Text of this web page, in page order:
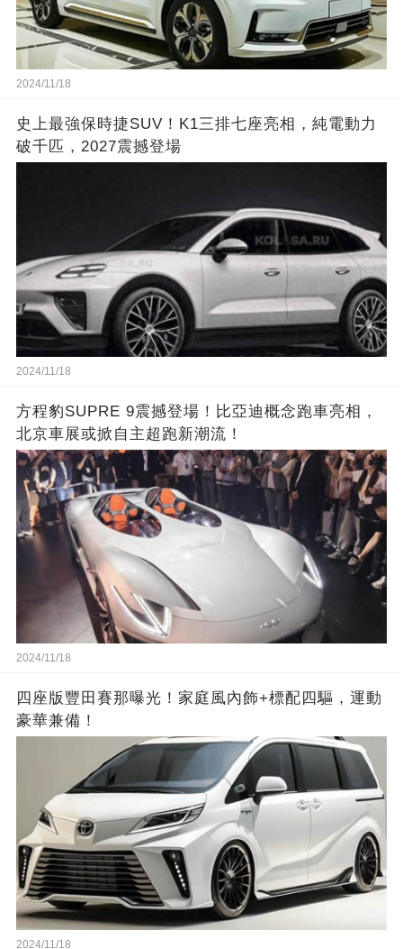
2024/11/18
史上最強保時捷SUV！K1三排七座亮相，純電動力
破千匹，2027震撼登場
2024/11/18
方程豹SUPRE 9震撼登場！比亞迪概念跑車亮相，
北京車展或掀自主超跑新潮流！
2024/11/18
四座版豐田賽那曝光！家庭風內飾+標配四驅，運動
豪華兼備！
2024/11/18